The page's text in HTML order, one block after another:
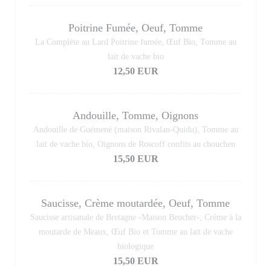
Poitrine Fumée, Oeuf, Tomme
La Complète au Lard Poitrine fumée, Œuf Bio, Tomme au
lait de vache bio
12,50 EUR
Andouille, Tomme, Oignons
Andouille de Guémené (maison Rivalan-Quidu), Tomme au
lait de vache bio, Oignons de Roscoff confits au chouchen
15,50 EUR
Saucisse, Crème moutardée, Oeuf, Tomme
Saucisse artisanale de Bretagne -Maison Beucher-, Crème à la
moutarde de Meaux, Œuf Bio et Tomme au lait de vache
biologique
15,50 EUR